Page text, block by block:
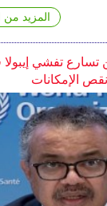
المزيد من
تسارع تفشي
نقص الإمكانات